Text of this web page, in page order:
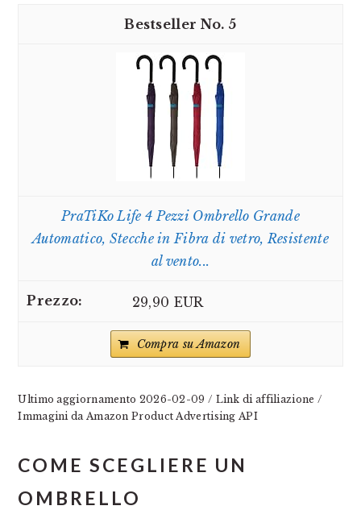
5
PraTiKo Life 4 Pezzi Ombrello Grande
Automatico, Stecche in Fibra di vetro, Resistente
al vento...
29,90 EUR
Compra su Amazon
Ultimo aggiornamento 2026-02-09 / Link di affiliazione /
Immagini da Amazon Product Advertising API
COME SCEGLIERE UN
OMBRELLO